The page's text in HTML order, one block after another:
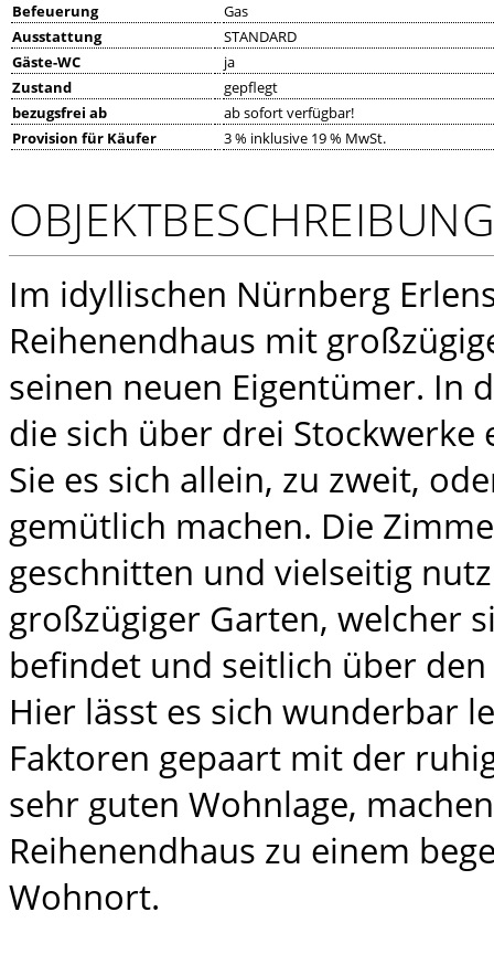
Befeuerung
Gas
Ausstattung
STANDARD
Gäste-WC
ja
Zustand
gepflegt
bezugsfrei ab
ab sofort verfügbar!
Provision für Käufer
3 % inklusive 19 % MwSt.
OBJEKTBESCHREIBUNG
Im idyllischen Nürnberg
Reihenendhaus mit
seinen neuen Eigentümer. In
die sich über drei Stockwerke
Sie es sich allein, zu zweit,
gemütlich machen. Die
geschnitten und vielseitig
großzügiger Garten, welcher
befindet und seitlich über
Hier lässt es sich wunderbar
Faktoren gepaart mit der
sehr guten Wohnlage,
Reihenendhaus zu einem
Wohnort.